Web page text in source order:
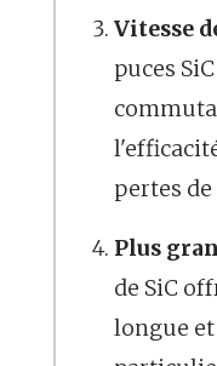
Vitesse
puces
pertes
Plus
de SiC
longue